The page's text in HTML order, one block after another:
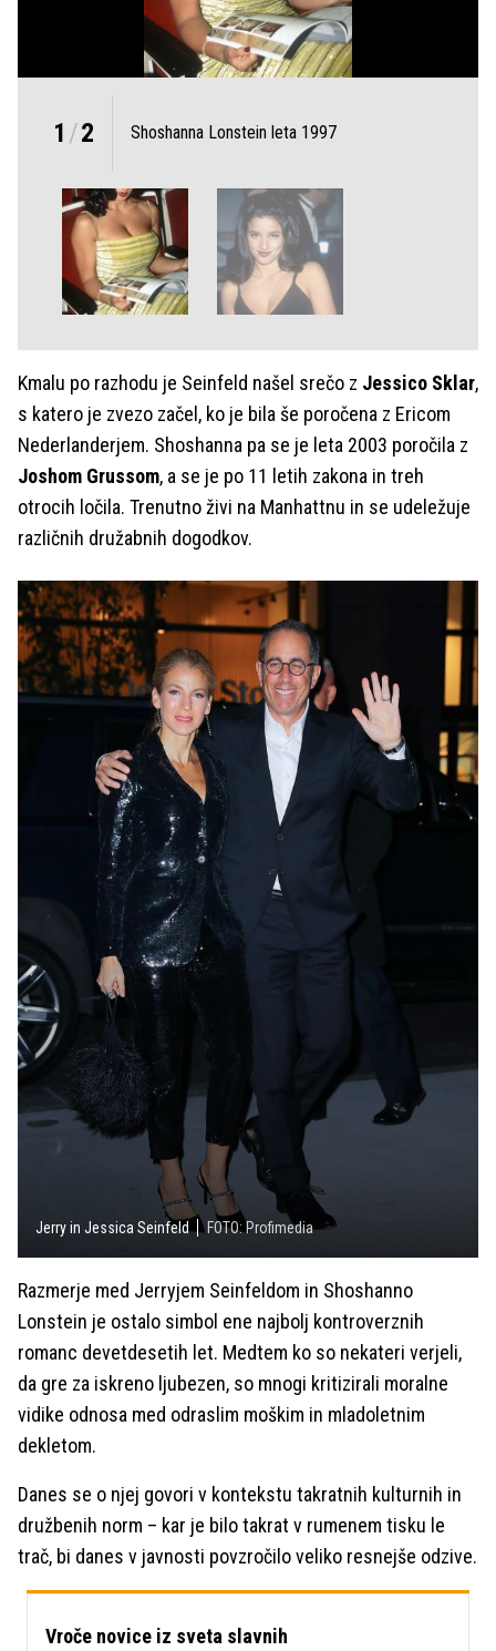
1 /2 Shoshanna Lonstein leta 1997
Kmalu po razhodu je Seinfeld našel srečo z Jessico Sklar,
s katero je zvezo začel, ko je bila še poročena z Ericom
Nederlanderjem. Shoshanna pa se je leta 2003 poročila z
Joshom Grussom, a se je po 11 letih zakona in treh
otrocih ločila. Trenutno živi na Manhattnu in se udeležuje
različnih družabnih dogodkov.
Jerry in Jessica Seinfeld FOTO: Profimedia
Razmerje med Jerryjem Seinfeldom in Shoshanno
Lonstein je ostalo simbol ene najbolj kontroverznih
romanc devetdesetih let. Medtem ko so nekateri verjeli,
da gre za iskreno ljubezen, so mnogi kritizirali moralne
vidike odnosa med odraslim moškim in mladoletnim
dekletom.
Danes se o njej govori v kontekstu takratnih kulturnih in
družbenih norm – kar je bilo takrat v rumenem tisku le
trač, bi danes v javnosti povzročilo veliko resnejše odzive.
Vroče novice iz sveta slavnih